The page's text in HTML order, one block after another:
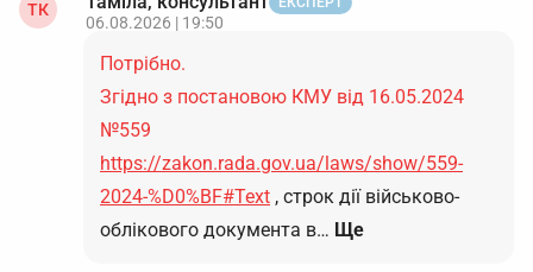
ТК
06.08.2026 | 19:50
Потрібно.
Згідно з постановою КМУ від 16.05.2024
№559
https://zakon.rada.gov.ua/laws/show/559-
2024-%D0%BF#Text , строк дії військово-
облікового документа в… Ще